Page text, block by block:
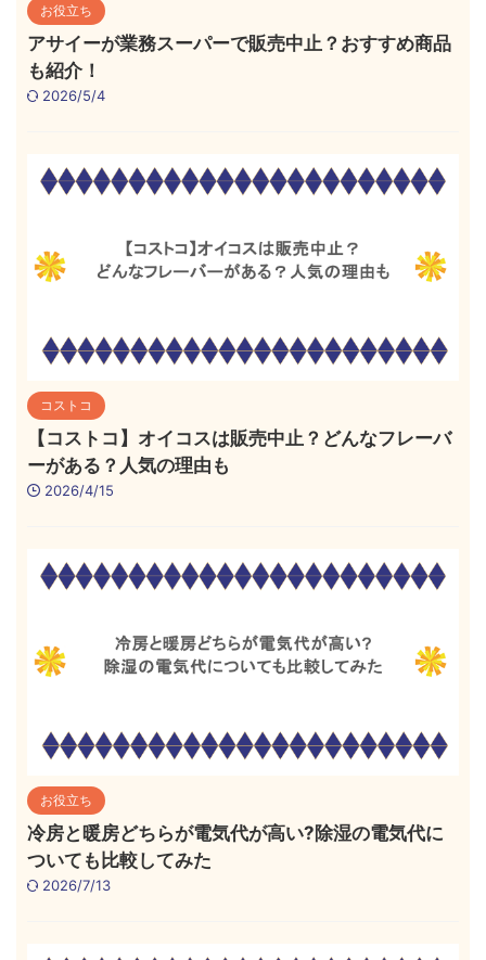
お役立ち
アサイーが業務スーパーで販売中止？おすすめ商品
も紹介！
2026/5/4
コストコ
【コストコ】オイコスは販売中止？どんなフレーバ
ーがある？人気の理由も
2026/4/15
お役立ち
冷房と暖房どちらが電気代が高い?除湿の電気代に
ついても比較してみた
2026/7/13